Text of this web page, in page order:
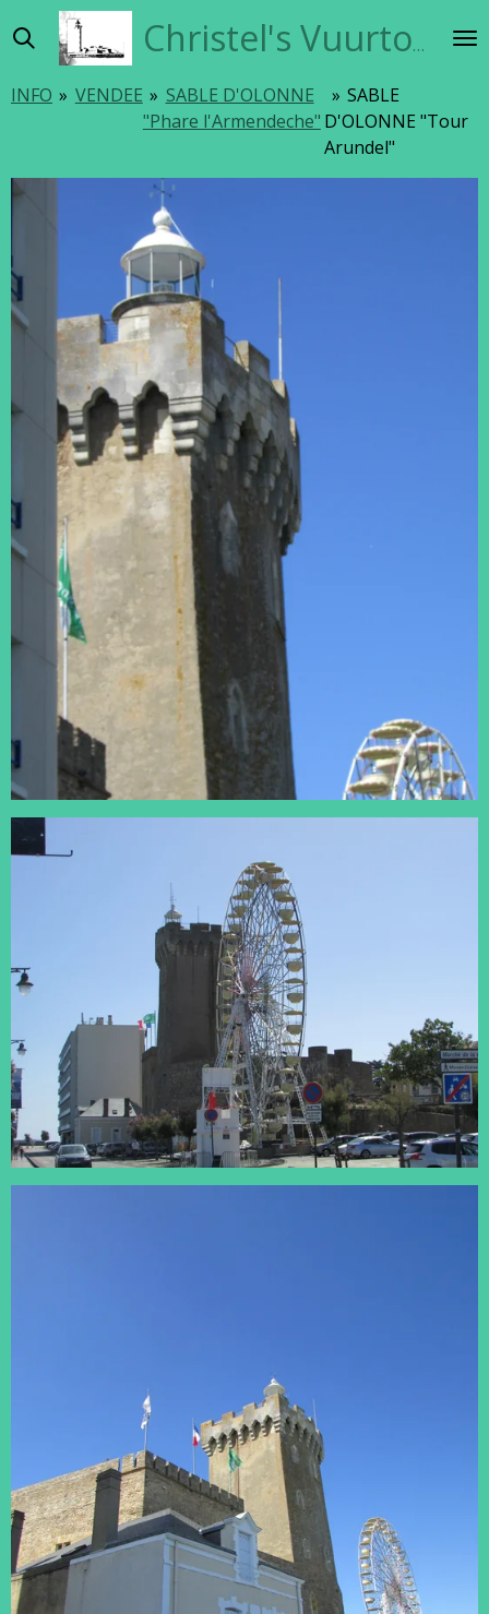
direct
de
Christel's Vuurtorensite
INFO » VENDEE » SABLE D'OLONNE
"Phare l'Armendeche"
» SABLE
D'OLONNE "Tour
Arundel"